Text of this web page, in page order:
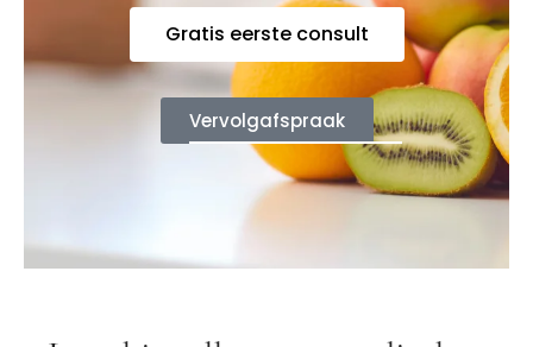
Gratis eerste consult
Vervolgafspraak